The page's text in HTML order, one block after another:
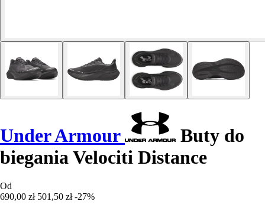
Under Armour
Buty do
biegania Velociti Distance
Od
690,00 zł 501,50 zł -27%